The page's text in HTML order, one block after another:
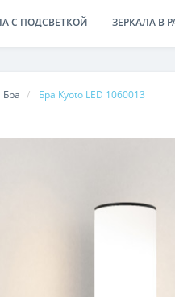
С ПОДСВЕТКОЙ ЗЕРКАЛА В
Бра Бра Kyoto LED 1060013